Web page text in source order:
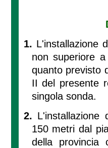
1. L'installazione
non superiore
quanto previsto
II del presente
singola sonda.
2. L'installazione
150 metri dal
della provincia